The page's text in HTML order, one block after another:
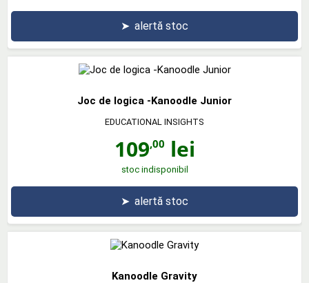
➤ alertă stoc
Joc de logica -Kanoodle Junior
EDUCATIONAL INSIGHTS
109,00 lei
stoc indisponibil
➤ alertă stoc
Kanoodle Gravity